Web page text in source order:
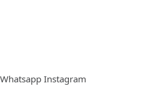
Whatsapp Instagram